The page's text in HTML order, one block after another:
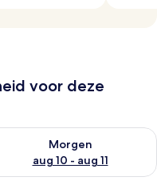
voor deze
vanavond aug 9 - aug
Morgen
aug 10 - aug 11
beschikbaarheid